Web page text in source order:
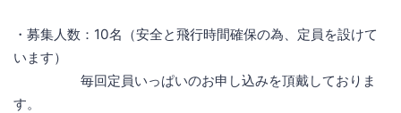
・募集人数：10名（安全と飛行時間確保の為、定員を設けて
います）
毎回定員いっぱいのお申し込みを頂戴しておりま
す。